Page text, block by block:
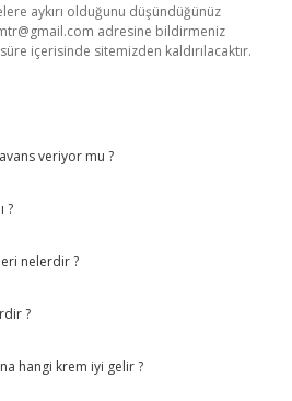
aykırı olduğunu düşündüğünüz
adresine bildirmeniz
içerisinde sitemizden kaldırılacaktır.
veriyor mu ?
?
nelerdir ?
?
hangi krem iyi gelir ?